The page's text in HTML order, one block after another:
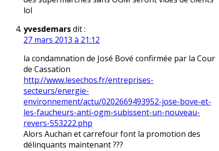
lol
yvesdemarsdit :
27 mars 2013 à 21:12
la condamnation de José Bové confirmée par la Cour
de Cassation
http://www.lesechos.fr/entreprises-
secteurs/energie-
environnement/actu/0202669493952-jose-bove-et-
les-faucheurs-anti-ogm-subissent-un-nouveau-
revers-553222.php
Alors Auchan et carrefour font la promotion des
délinquants maintenant ???